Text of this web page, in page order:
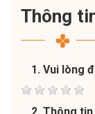
Thông
1. Vui lòng